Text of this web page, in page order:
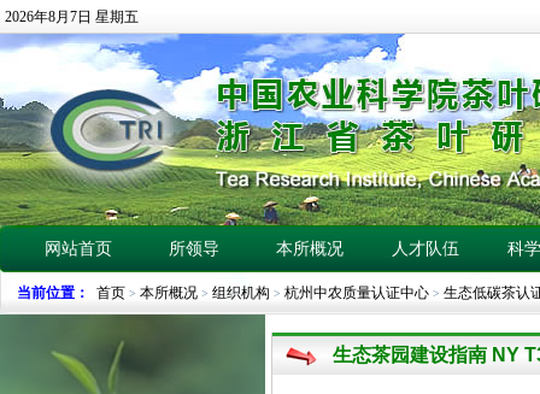
2026年8月7日 星期五
网站首页 所领导 本所概况 人才队伍 科
当前位置： 首页 > 本所概况 > 组织机构 > 杭州中农质量认证中心 > 生态低碳茶认
生态茶园建设指南 NY